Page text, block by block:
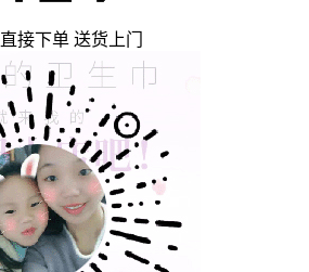
直接下单 送货上门